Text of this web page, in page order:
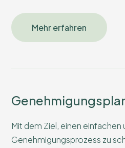
Mehr erfahren
Mit dem Ziel, einen einfachen
Genehmigungsprozess zu